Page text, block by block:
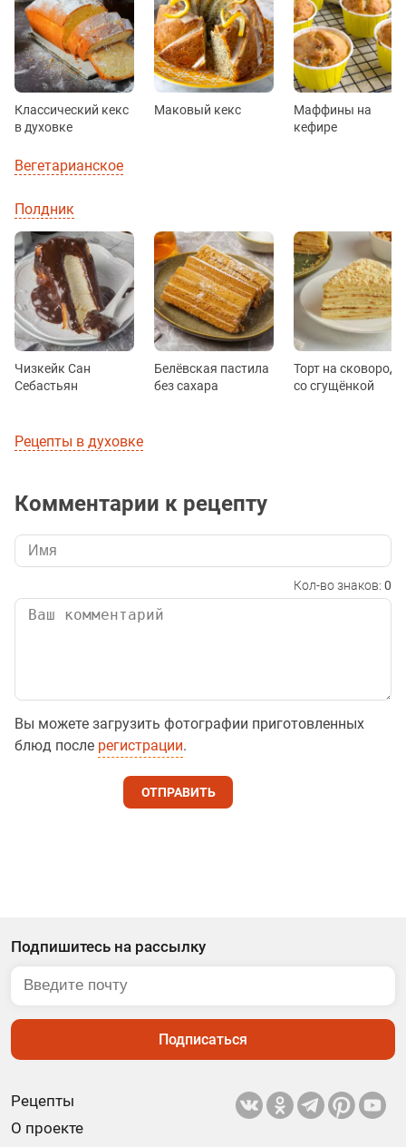
Классический кекс
в духовке
Маковый кекс
Маффины на
кефире
Вегетарианское
Полдник
Чизкейк Сан
Себастьян
Белёвская пастила
без сахара
Торт на сковороде
со сгущёнкой
Рецепты в духовке
Комментарии к рецепту
Кол-во знаков: 0
Вы можете загрузить фотографии приготовленных
блюд после регистрации.
ОТПРАВИТЬ
Рецепты
О проекте
Подпишитесь на рассылку
Подписаться